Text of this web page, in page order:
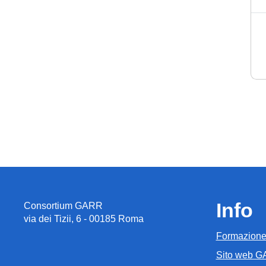
Consortium GARR
via dei Tizii, 6 - 00185 Roma
Info
Sito web